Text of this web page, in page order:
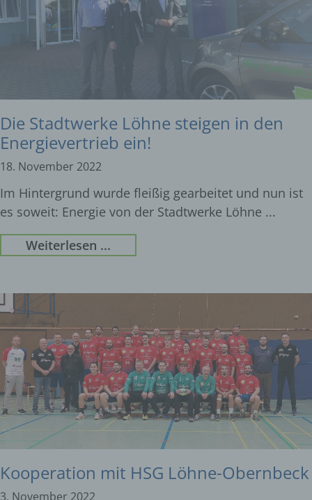
Die Stadtwerke Löhne steigen in den
Energievertrieb ein!
18. November 2022
Im Hintergrund wurde fleißig gearbeitet und nun ist
es soweit: Energie von der Stadtwerke Löhne
Weiterlesen ...
Kooperation mit HSG Löhne-Obernbeck
3. November 2022